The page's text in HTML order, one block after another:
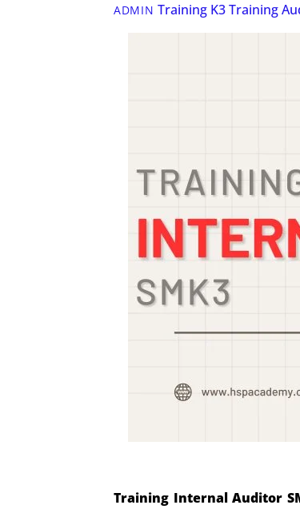
ADMIN Training K3Training
Training Internal Auditor